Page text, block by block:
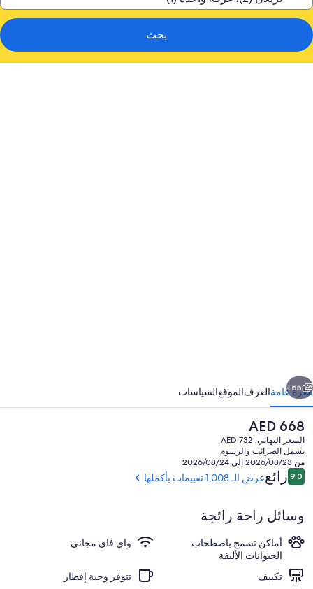
بحث
خزنة داخل الغرفة ومكتب وستائر تعتيم
التالي
55+
نظرة عامةالغرفالموقعالسياسات
السعر
الحالي
هو
AED
668
AED 668
السعر النهائي: AED 732
يشمل الضرائب والرسوم
من 2026/08/23 إلى 2026/08/24
التقييمات
9.09.0 من 10رائععرض الـ 1,008 تقييمات بأكملها
وسائل راحة رائجة
أماكن تسمح باصطحاب
الحيوانات الأليفة
واي فاي مجاني
تكييف
تتوفر وجبة إفطار